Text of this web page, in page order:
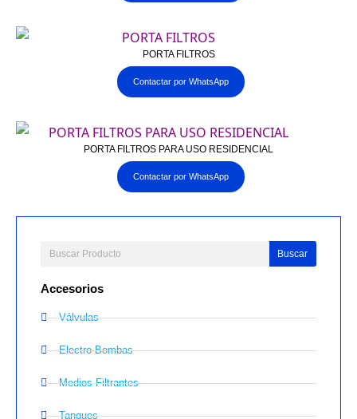
Buscar
Accesorios
Válvulas
Electro Bombas
Medios Filtrantes
Tanques
PORTA FILTROS
Contactar por WhatsApp
PORTA FILTROS PARA USO RESIDENCIAL
Contactar por WhatsApp